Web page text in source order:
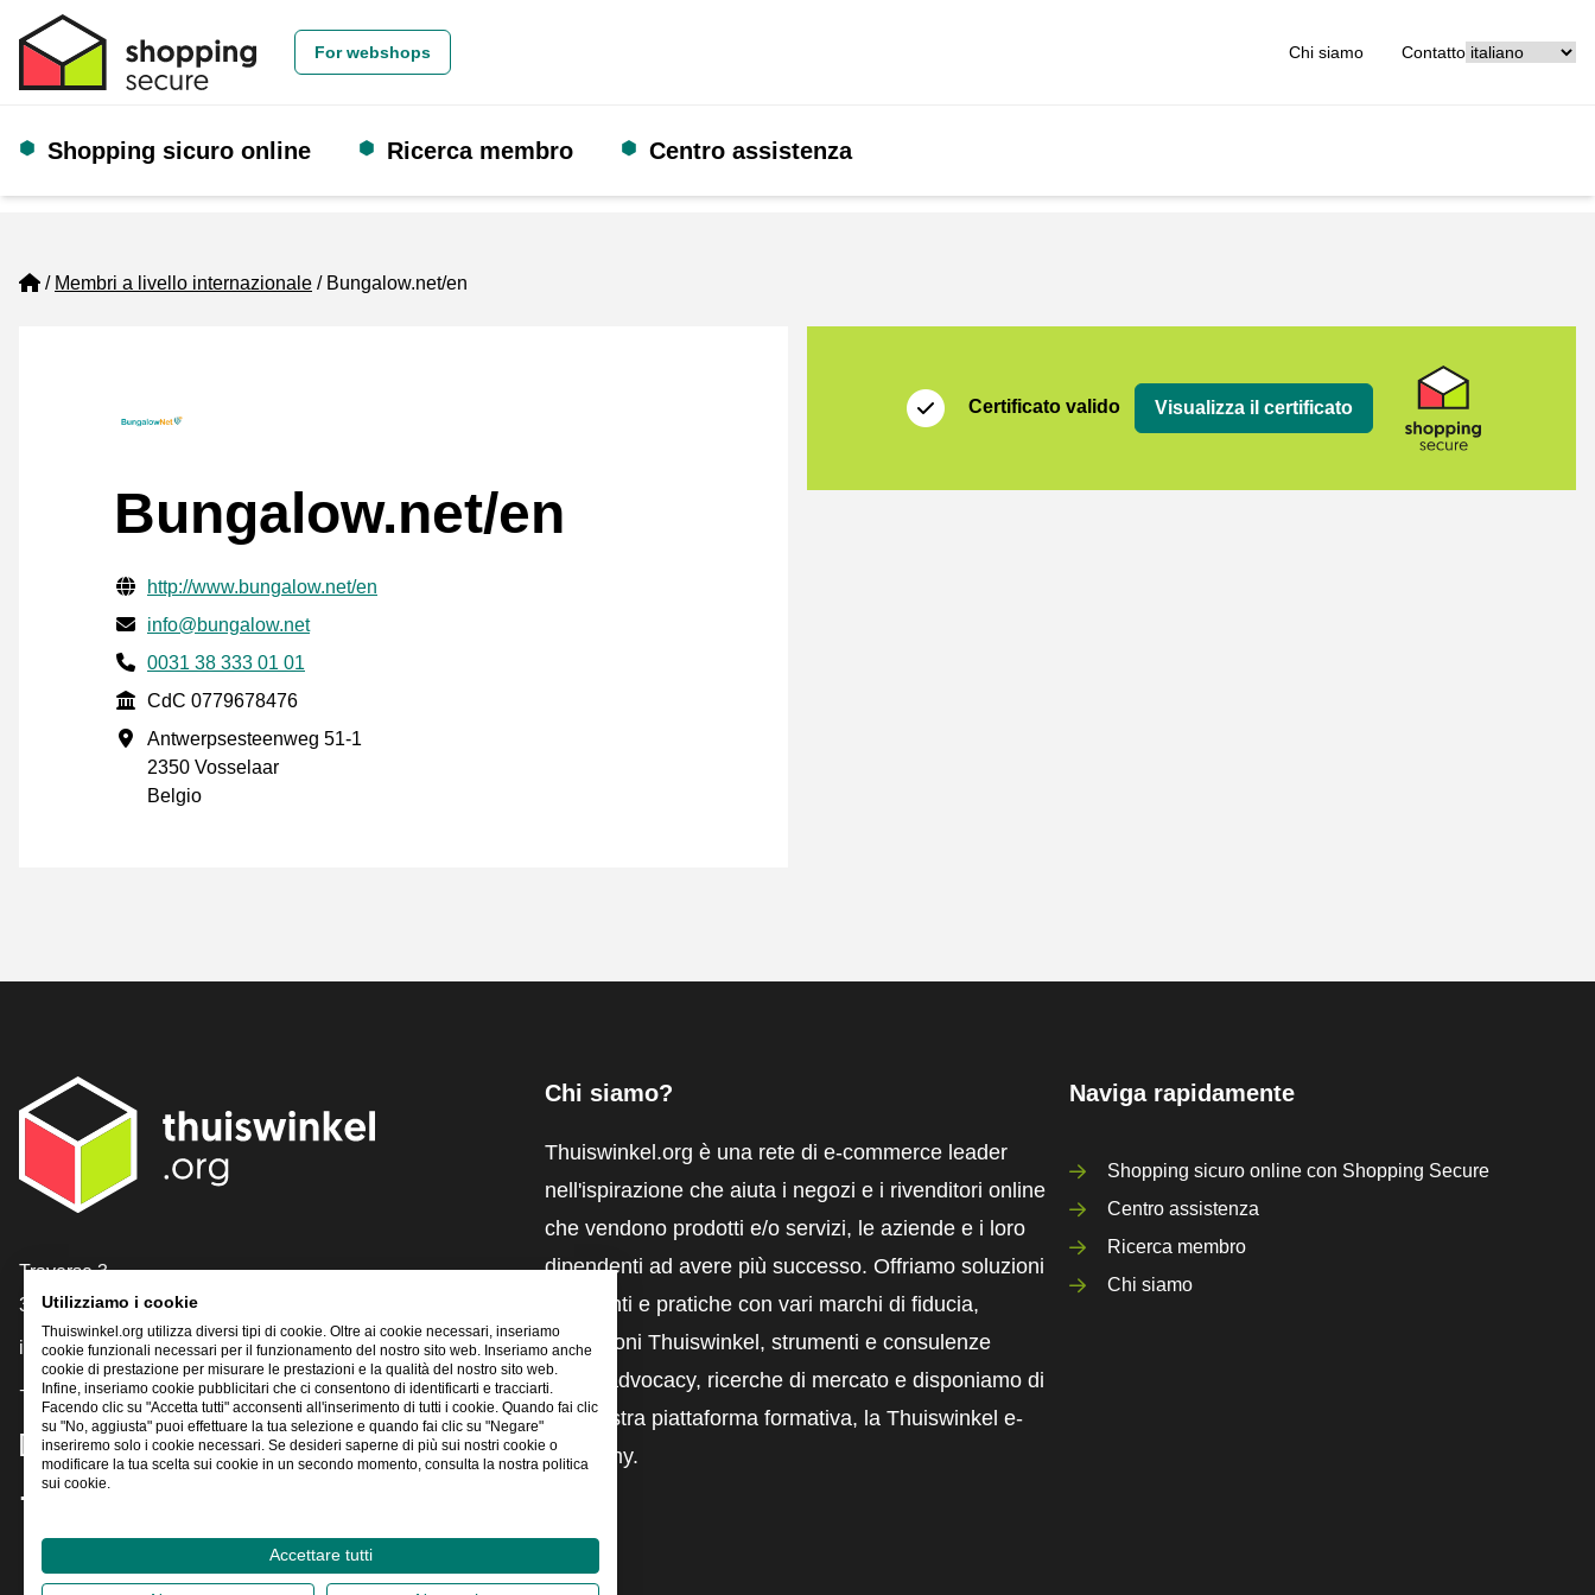
For webshops Chi siamo Contatto
Shopping sicuro online Ricerca membro Centro assistenza
Home
Membri a livello internazionale Bungalow.net/en
Bungalow.net/en
Informazioni di contatto verificate
Website URL
http://www.bungalow.net/en
Mail
info@bungalow.net
Phone number
0031 38 333 01 01
CdC
CdC 0779678476
Indirizzo commerciale
Antwerpsesteenweg 51-1
2350 Vosselaar
Belgio
Certificato valido Visualizza il certificato
[_General:Contact]
Traverse 3
3905 NL Veenendaal
info@thuiswinkel.org
+31 (0)318 64 85 75
[_General:SocialMediaTitle]
Chi siamo?
Thuiswinkel.org è una rete di e-commerce leader
nell'ispirazione che aiuta i negozi e i rivenditori online
che vendono prodotti e/o servizi, le aziende e i loro
dipendenti ad avere più successo. Offriamo soluzioni
pertinenti e pratiche con vari marchi di fiducia,
recensioni Thuiswinkel, strumenti e consulenze
legali, advocacy, ricerche di mercato e disponiamo di
una nostra piattaforma formativa, la Thuiswinkel e-
Academy.
Naviga rapidamente
Shopping sicuro online con Shopping Secure
Centro assistenza
Ricerca membro
Chi siamo
Utilizziamo i cookie
Thuiswinkel.org utilizza diversi tipi di cookie. Oltre ai cookie necessari, inseriamo
cookie funzionali necessari per il funzionamento del nostro sito web. Inseriamo anche
cookie di prestazione per misurare le prestazioni e la qualità del nostro sito web.
Infine, inseriamo cookie pubblicitari che ci consentono di identificarti e tracciarti.
Facendo clic su "Accetta tutti" acconsenti all'inserimento di tutti i cookie. Quando fai clic
su "No, aggiusta" puoi effettuare la tua selezione e quando fai clic su "Negare"
inseriremo solo i cookie necessari. Se desideri saperne di più sui nostri cookie o
modificare la tua scelta sui cookie in un secondo momento, consulta la nostra politica
sui cookie.
Accettare tutti